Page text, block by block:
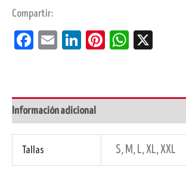
Compartir:
Facebook
EmailLinkedIn
PinterestWhatsApp
Información adicional
Tallas S, M, L, XL, XXL